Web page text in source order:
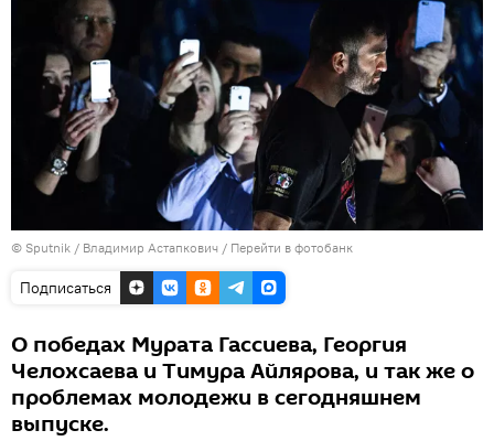
© Sputnik / Владимир Астапкович / Перейти в фотобанк
Подписаться
О победах Мурата Гассиева, Георгия
Челохсаева и Тимура Айлярова, и так же о
проблемах молодежи в сегодняшнем
выпуске.